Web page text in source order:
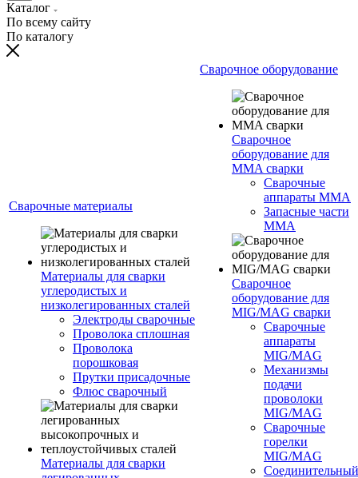
Каталог
По всему сайту
По каталогу
Сварочные материалы
Материалы для сварки
углеродистых и
низколегированных сталей
Электроды сварочные
Проволока сплошная
Проволока
порошковая
Прутки присадочные
Флюс сварочный
Материалы для сварки
Сварочное оборудование
Сварочное
оборудование для
MMA сварки
Сварочные
аппараты MMA
Запасные части
MMA
Сварочное
оборудование для
MIG/MAG сварки
Сварочные
аппараты
MIG/MAG
Механизмы
подачи
проволоки
MIG/MAG
Сварочные
горелки
MIG/MAG
Соединительный